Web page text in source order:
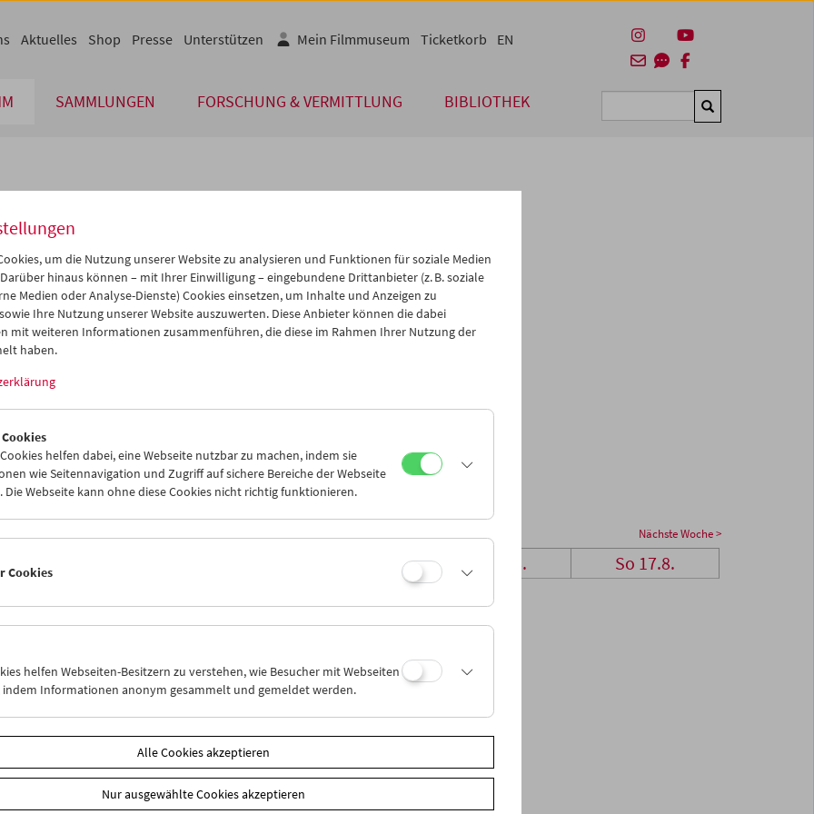
SAMMLUNGEN FORSCHUNG & VERMITTLUNG BIBLIOTHEK Suchen
Aktuelles Shop Presse Unterstützen Mein Filmmuseum Ticketkorb EN
Aug 2008 >>
Mi Do Fr Sa So
30 31 01 02
03
06 07 08 09
10
13 14
20 21
03
iCalender
Programmheft-PDF
English language or subtitles
Nächste Woche >
Mi 13.8. Sa 16.8. So 17.8.
um die Nutzung unserer Website zu analysieren und Funktionen für soziale Medien
hinaus können – mit Ihrer Einwilligung – eingebundene Drittanbieter (z. B. soziale
Medien oder Analyse-Dienste) Cookies einsetzen, um Inhalte und Anzeigen zu
Ihre Nutzung unserer Website auszuwerten. Diese Anbieter können die dabei
mit weiteren Informationen zusammenführen, die diese im Rahmen Ihrer Nutzung der
haben.
helfen dabei, eine Webseite nutzbar zu machen, indem sie
wie Seitennavigation und Zugriff auf sichere Bereiche der Webseite
Die Webseite kann ohne diese Cookies nicht richtig funktionieren.
Cookies
helfen Webseiten-Besitzern zu verstehen, wie Besucher mit Webseiten
indem Informationen anonym gesammelt und gemeldet werden.
Alle Cookies akzeptieren
Nur ausgewählte Cookies akzeptieren